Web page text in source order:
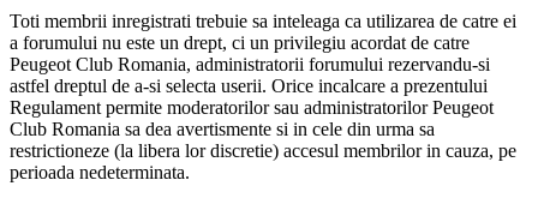
Toti membrii inregistrati trebuie sa inteleaga ca utilizarea de catre ei
a forumului nu este un drept, ci un privilegiu acordat de catre
Peugeot Club Romania, administratorii forumului rezervandu-si
astfel dreptul de a-si selecta userii. Orice incalcare a prezentului
Regulament permite moderatorilor sau administratorilor Peugeot
Club Romania sa dea avertismente si in cele din urma sa
restrictioneze (la libera lor discretie) accesul membrilor in cauza, pe
perioada nedeterminata.